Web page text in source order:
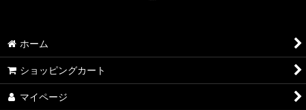
ホーム
ショッピングカート
マイページ